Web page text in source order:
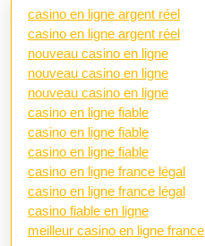
casino en ligne argent réel
casino en ligne argent réel
nouveau casino en ligne
nouveau casino en ligne
nouveau casino en ligne
casino en ligne fiable
casino en ligne fiable
casino en ligne fiable
casino en ligne france légal
casino en ligne france légal
casino fiable en ligne
meilleur casino en ligne france